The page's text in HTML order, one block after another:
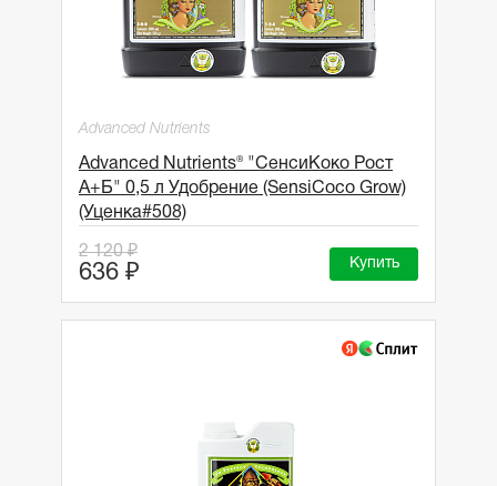
Advanced Nutrients
Advanced Nutrients® "СенсиКоко Рост
A+Б" 0,5 л Удобрение (SensiCoco Grow)
(Уценка#508)
2 120 ₽
636 ₽ Купить